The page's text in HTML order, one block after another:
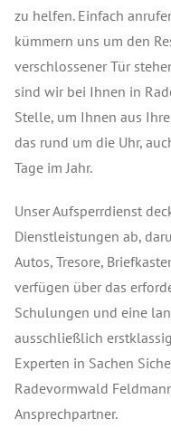
zu helfen. Einfach
kümmern uns um den
verschlossener Tür
sind wir bei Ihnen in
Stelle, um Ihnen aus
das rund um die Uhr,
Tage im Jahr.
Unser Aufsperrdienst
Dienstleistungen ab,
Autos, Tresore,
verfügen über das
Schulungen und eine
ausschließlich
Experten in Sachen
Radevormwald
Ansprechpartner.